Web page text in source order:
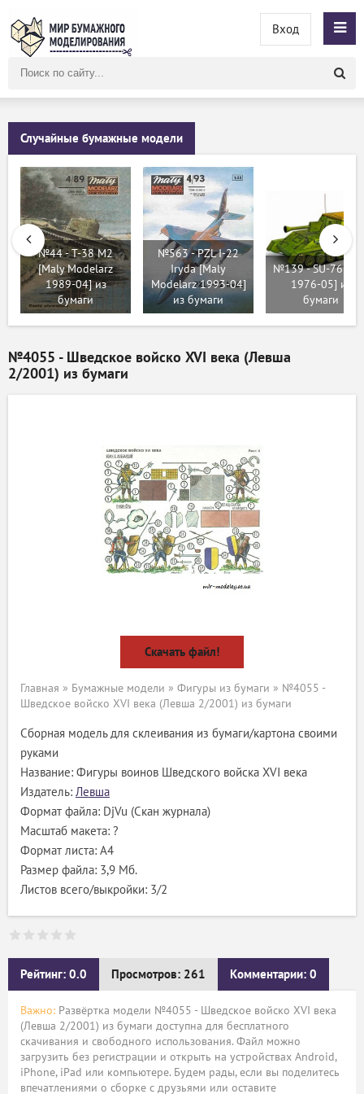
сайту
Вход
Случайные бумажные модели
№44 - T-38 M2
[Maly Modelarz
1989-04] из
бумаги
№563 - PZL I-22
Iryda [Maly
Modelarz 1993-04]
из бумаги
№139 - SU-76
1976-05] из
бумаги
№4055 - Шведское войско XVI века (Левша
2/2001) из бумаги
Скачать файл!
Главная » Бумажные модели » Фигуры из бумаги » №4055 -
Шведское войско XVI века (Левша 2/2001) из бумаги
Сборная модель для склеивания из бумаги/картона своими
руками
Название: Фигуры воинов Шведского войска XVI века
Издатель: Левша
Формат файла: DjVu (Скан журнала)
Масштаб макета: ?
Формат листа: А4
Размер файла: 3,9 Мб.
Листов всего/выкройки: 3/2
Рейтинг: 0.0 Просмотров: 261 Комментарии: 0
Важно: Развёртка модели №4055 - Шведское войско XVI века
(Левша 2/2001) из бумаги доступна для бесплатного
скачивания и свободного использования. Файл можно
загрузить без регистрации и открыть на устройствах Android,
iPhone, iPad или компьютере. Будем рады, если вы поделитесь
впечатлениями о сборке с друзьями или оставите